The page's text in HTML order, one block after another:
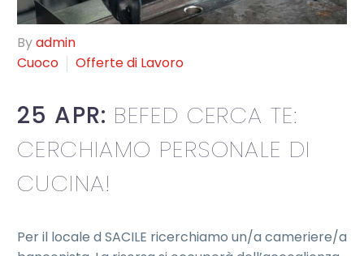
Byadmin
Cuoco
Offerte di Lavoro
25 APR: BEFED CERCA TE:
CERCHIAMO PERSONALE DI
CUCINA!
Per il locale d SACILE ricerchiamo un/a cameriere/a